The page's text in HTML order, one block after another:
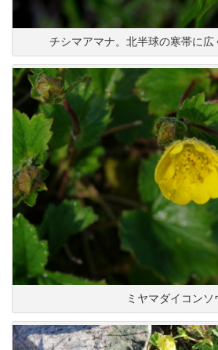
チシマアマナ。北半球の寒帯に広
ミヤマダイコンソ